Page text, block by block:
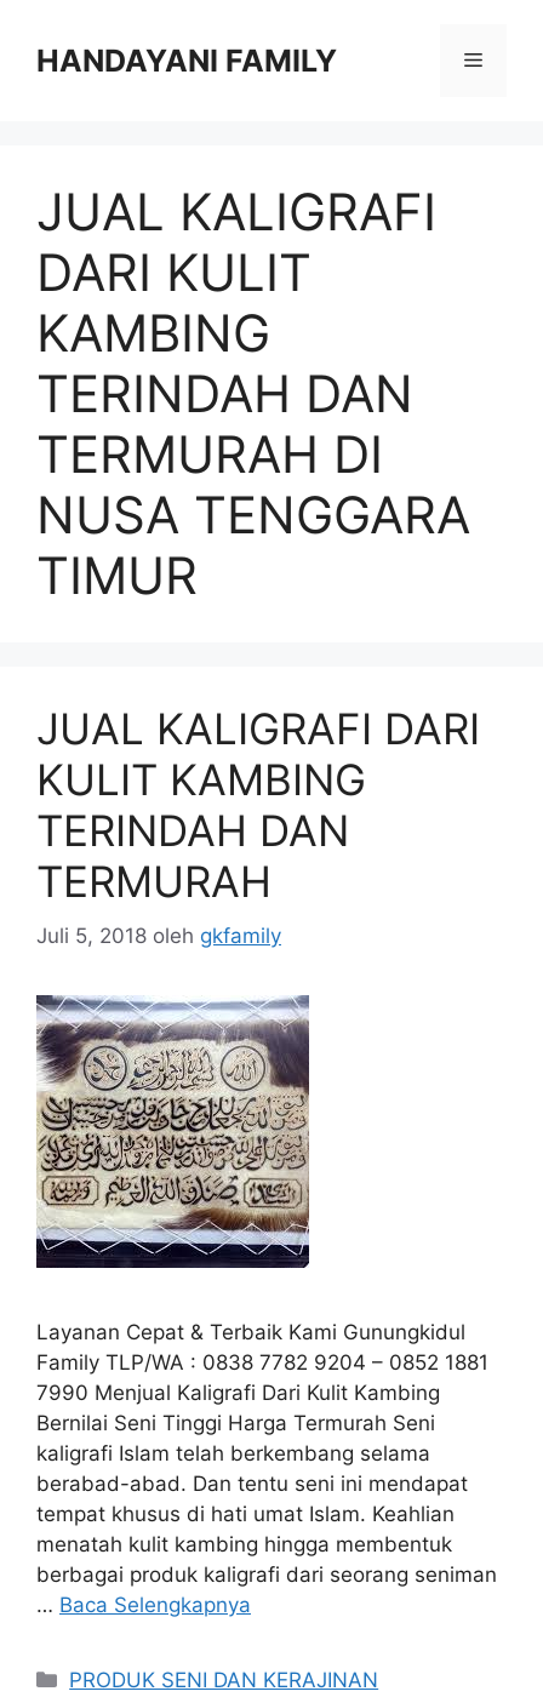
HANDAYANI FAMILY Menu
JUAL KALIGRAFI
DARI KULIT
KAMBING
TERINDAH DAN
TERMURAH DI
NUSA TENGGARA
TIMUR
JUAL KALIGRAFI DARI
KULIT KAMBING
TERINDAH DAN
TERMURAH
Juli 5, 2018 oleh gkfamily
Layanan Cepat & Terbaik Kami Gunungkidul
Family TLP/WA : 0838 7782 9204 – 0852 1881
7990 Menjual Kaligrafi Dari Kulit Kambing
Bernilai Seni Tinggi Harga Termurah Seni
kaligrafi Islam telah berkembang selama
berabad-abad. Dan tentu seni ini mendapat
tempat khusus di hati umat Islam. Keahlian
menatah kulit kambing hingga membentuk
berbagai produk kaligrafi dari seorang seniman
… Baca Selengkapnya
Kategori
PRODUK SENI DAN KERAJINAN